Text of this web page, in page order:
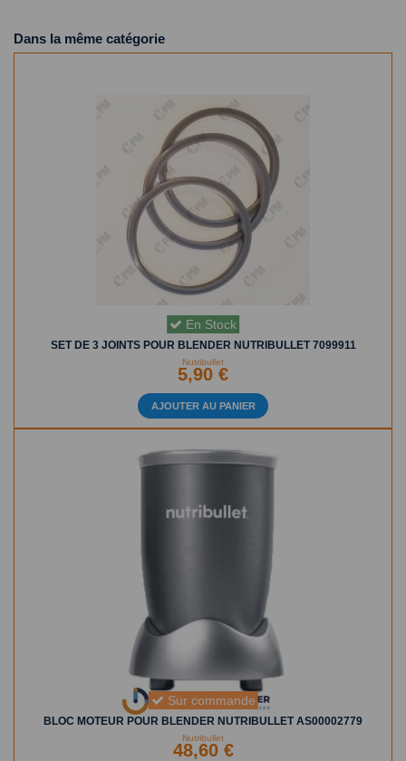
Dans la même catégorie
En Stock
SET DE 3 JOINTS POUR BLENDER NUTRIBULLET 7099911
Nutribullet
5,90 €
AJOUTER AU PANIER
Sur commande
BLOC MOTEUR POUR BLENDER NUTRIBULLET AS00002779
Nutribullet
48,60 €